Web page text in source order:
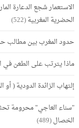
الاستعمار شجع الدعارة
الحضرية المغربية(522)
حدود المغرب بين مطالب
ماذا يترتب على الطعن في
إلتهاب الزائدة الدودية ( أو
"سناء العاجي" محرومة
الخصال(489)